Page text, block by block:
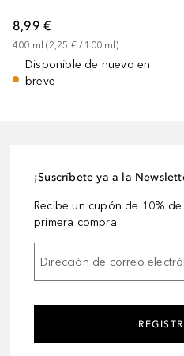
8,99 €
400 ml (2,25 € / 100 ml )
Disponible de nuevo en
breve
¡Suscríbete ya a la
Recibe un cupón de 10%
primera compra
Dirección de correo